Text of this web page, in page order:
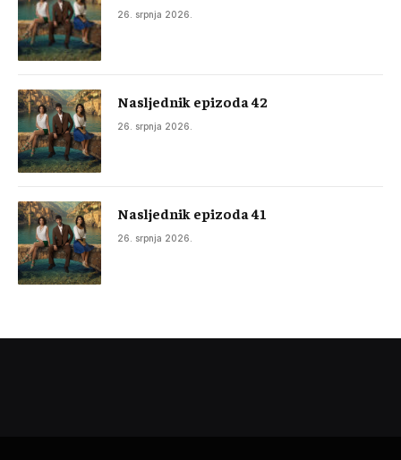
26. srpnja 2026.
Nasljednik epizoda 42
26. srpnja 2026.
Nasljednik epizoda 41
26. srpnja 2026.